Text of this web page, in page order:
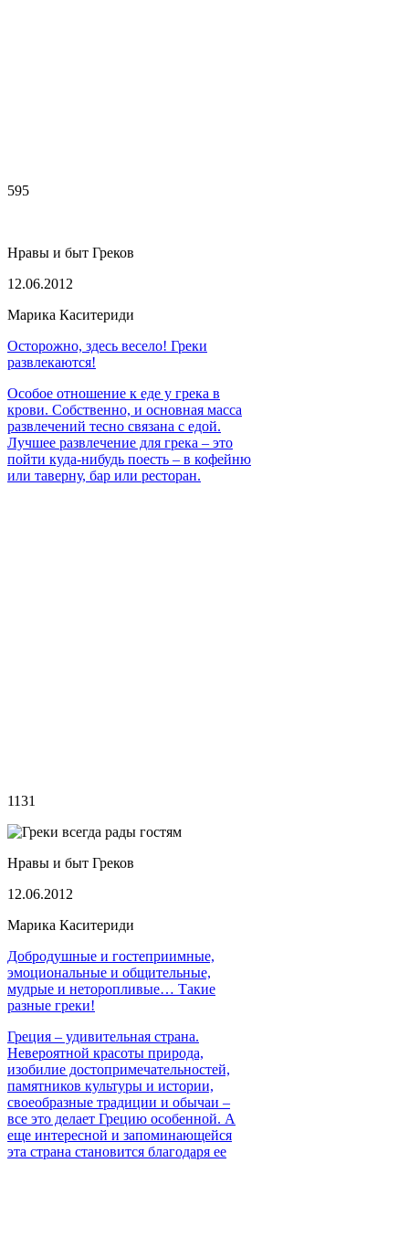
595
Нравы и быт Греков
12.06.2012
Марика Каситериди
Осторожно, здесь весело! Греки
развлекаются!
Особое отношение к еде у грека в
крови. Собственно, и основная масса
развлечений тесно связана с едой.
Лучшее развлечение для грека – это
пойти куда-нибудь поесть – в кофейню
или таверну, бар или ресторан.
1131
Нравы и быт Греков
12.06.2012
Марика Каситериди
Добродушные и гостеприимные,
эмоциональные и общительные,
мудрые и неторопливые… Такие
разные греки!
Греция – удивительная страна.
Невероятной красоты природа,
изобилие достопримечательностей,
памятников культуры и истории,
своеобразные традиции и обычаи –
все это делает Грецию особенной. А
еще интересной и запоминающейся
эта страна становится благодаря ее